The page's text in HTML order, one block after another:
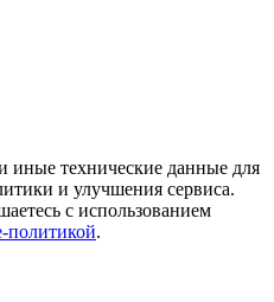
технические данные для
и улучшения сервиса.
с использованием
политикой.